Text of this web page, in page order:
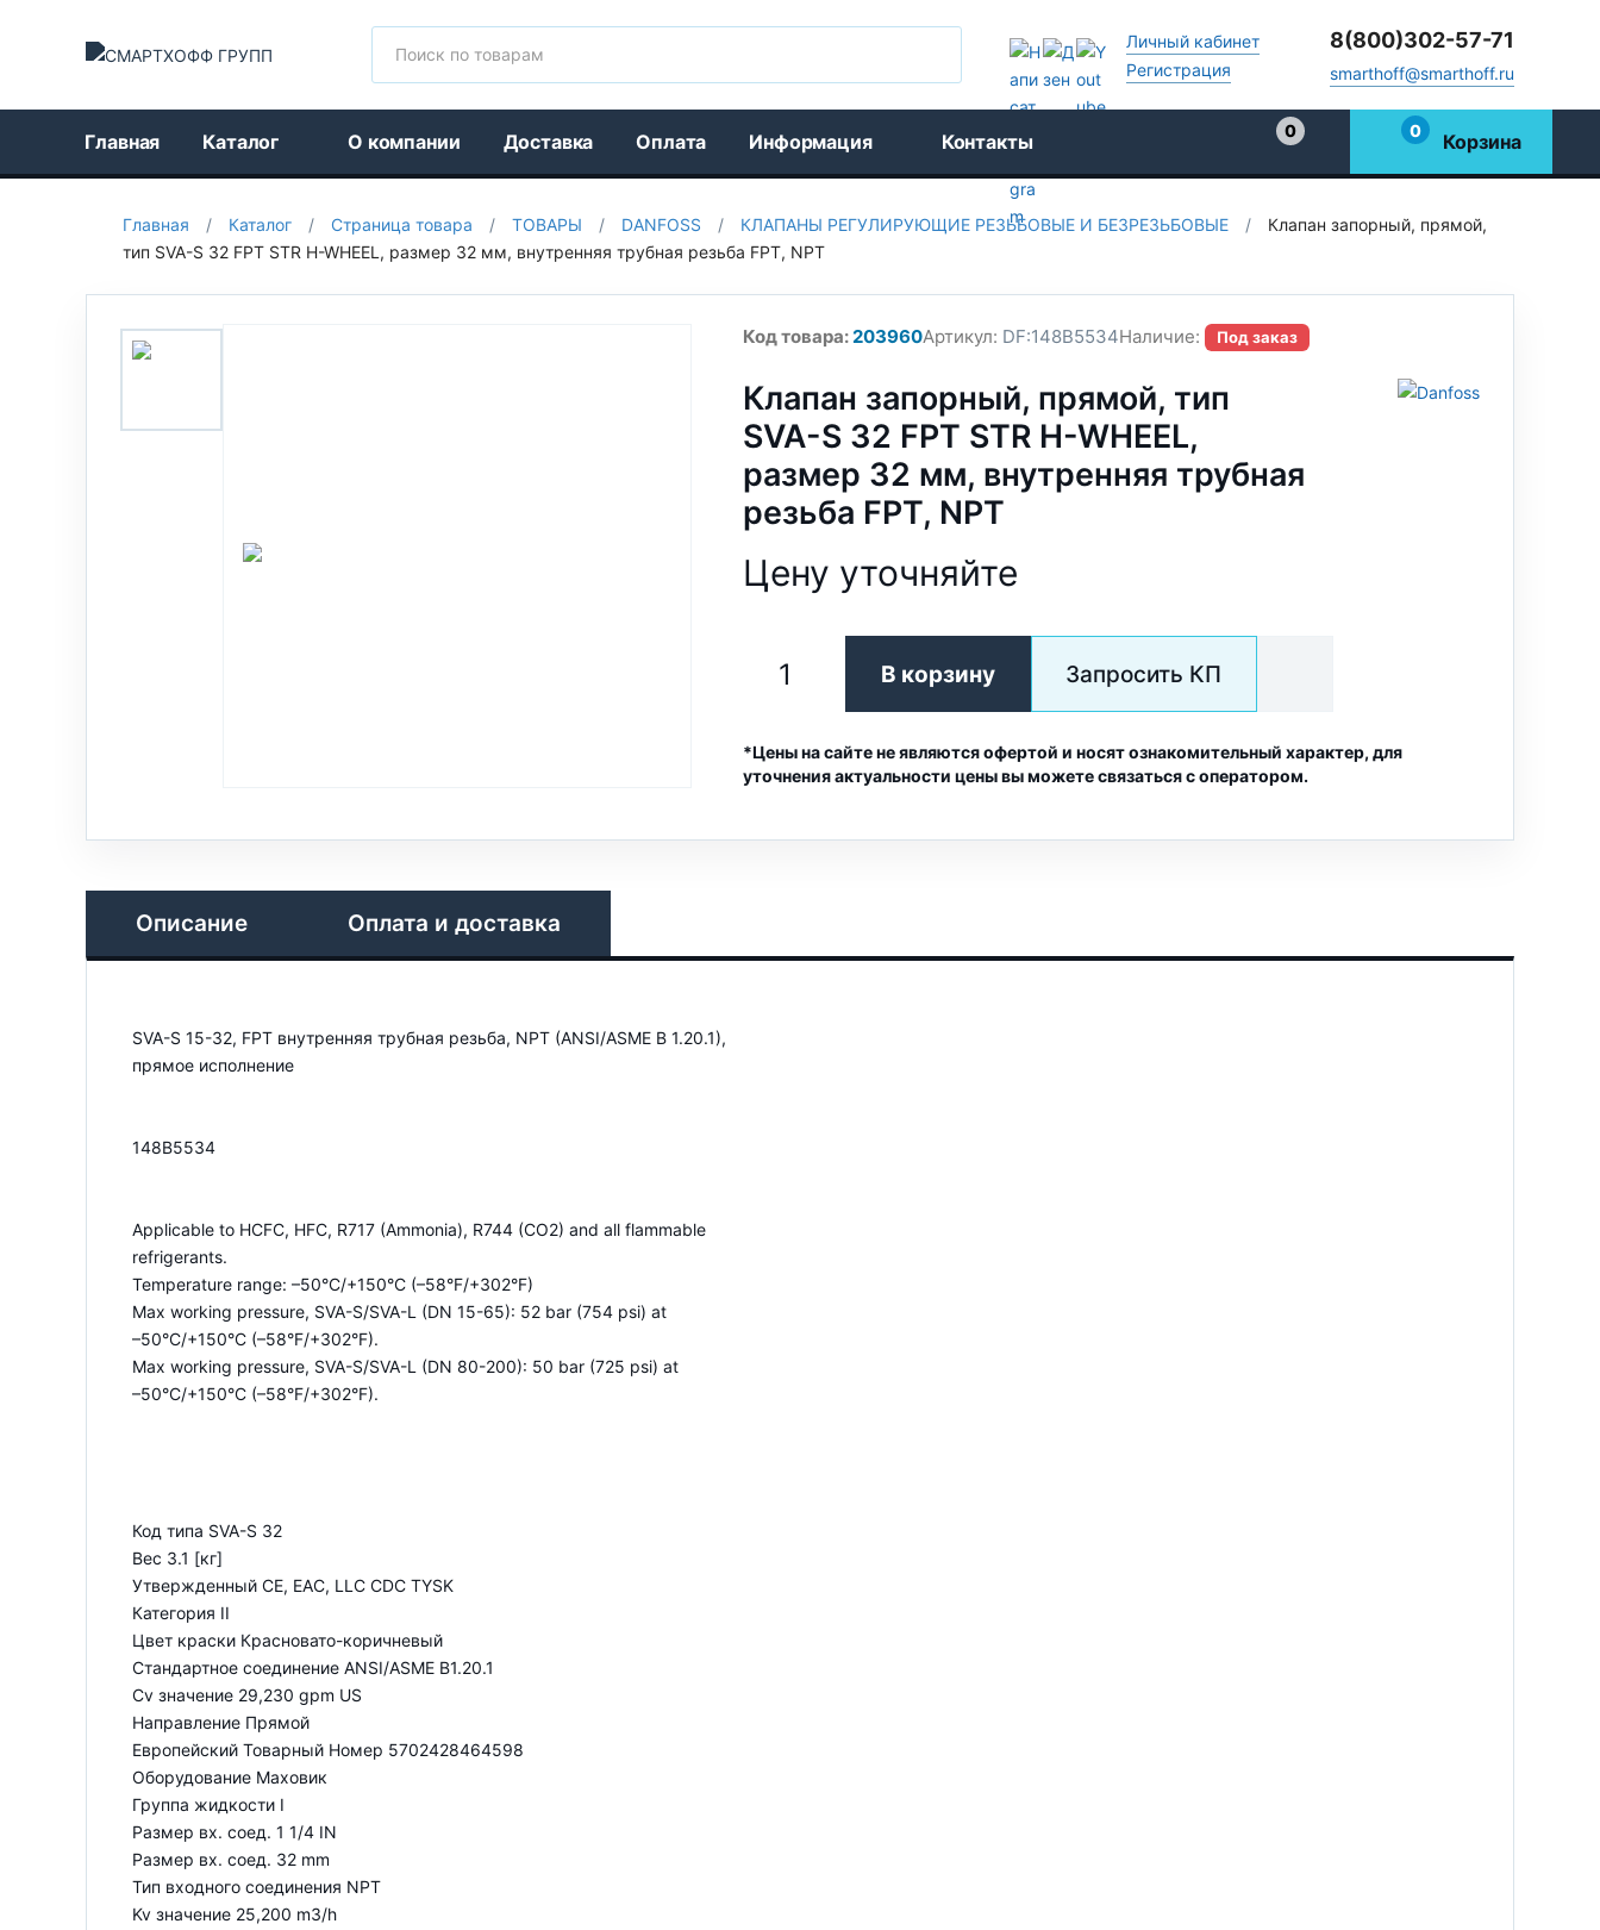
Личный кабинет
Регистрация
8(800)302-57-71
smarthoff@smarthoff.ru
Главная Каталог О компании Доставка Оплата Информация Контакты
0
0 Корзина
Главная / Каталог / Страница товара / ТОВАРЫ / DANFOSS / КЛАПАНЫ РЕГУЛИРУЮЩИЕ РЕЗЬБОВЫЕ И БЕЗРЕЗЬБОВЫЕ /
Клапан запорный, прямой,
тип SVA-S 32 FPT STR H-WHEEL, размер 32 мм, внутренняя трубная резьба FPT, NPT
Код товара:203960Артикул: DF:148B5534Наличие: Под заказ
Клапан запорный, прямой, тип
SVA-S 32 FPT STR H-WHEEL,
размер 32 мм, внутренняя трубная
резьба FPT, NPT
Цену уточняйте
В корзину Запросить КП
*Цены на сайте не являются офертой и носят ознакомительный характер, для
уточнения актуальности цены вы можете связаться с оператором.
Описание Оплата и доставка
SVA-S 15-32, FPT внутренняя трубная резьба, NPT (ANSI/ASME B 1.20.1),
прямое исполнение
148B5534
Applicable to HCFC, HFC, R717 (Ammonia), R744 (CO2) and all flammable
refrigerants.
Temperature range: –50°C/+150°C (–58°F/+302°F)
Max working pressure, SVA-S/SVA-L (DN 15-65): 52 bar (754 psi) at
–50°C/+150°C (–58°F/+302°F).
Max working pressure, SVA-S/SVA-L (DN 80-200): 50 bar (725 psi) at
–50°C/+150°C (–58°F/+302°F).
Код типа SVA-S 32
Вес 3.1 [кг]
Утвержденный CE, EAC, LLC CDC TYSK
Категория II
Цвет краски Красновато-коричневый
Стандартное соединение ANSI/ASME B1.20.1
Cv значение 29,230 gpm US
Направление Прямой
Европейский Товарный Номер 5702428464598
Оборудование Маховик
Группа жидкости I
Размер вх. соед. 1 1/4 IN
Размер вх. соед. 32 mm
Тип входного соединения NPT
Kv значение 25,200 m3/h